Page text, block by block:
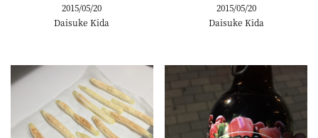
2015/05/20
Daisuke Kida
2015/05/20
Daisuke Kida